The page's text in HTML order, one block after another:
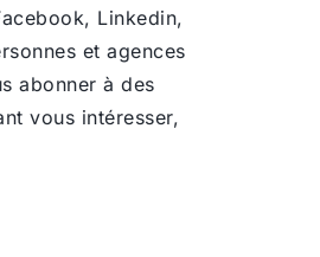
Linkedin,
et agences
abonner à des
vous intéresser,